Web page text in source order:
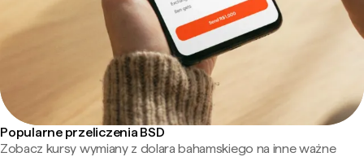
Popularne przeliczenia BSD
Zobacz kursy wymiany z dolara bahamskiego na inne ważne